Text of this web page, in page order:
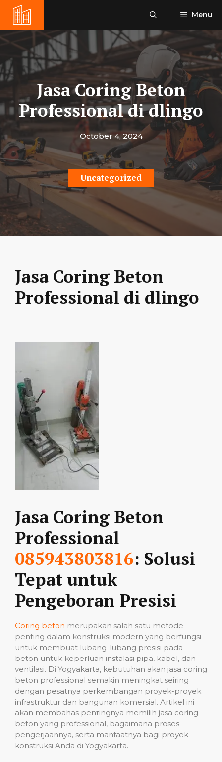
content
Menu
Jasa Coring Beton
Professional di dlingo
October 4, 2024
Uncategorized
Jasa Coring Beton
Professional di dlingo
Jasa Coring Beton
Professional
085943803816: Solusi
Tepat untuk
Pengeboran Presisi
Coring beton merupakan salah satu metode
penting dalam konstruksi modern yang berfungsi
untuk membuat lubang-lubang presisi pada
beton untuk keperluan instalasi pipa, kabel, dan
ventilasi. Di Yogyakarta, kebutuhan akan jasa coring
beton professional semakin meningkat seiring
dengan pesatnya perkembangan proyek-proyek
infrastruktur dan bangunan komersial. Artikel ini
akan membahas pentingnya memilih jasa coring
beton yang professional, bagaimana proses
pengerjaannya, serta manfaatnya bagi proyek
konstruksi Anda di Yogyakarta.